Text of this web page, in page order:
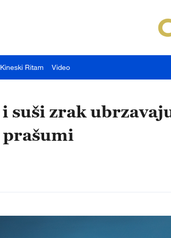
Kineski Ritam Video
suši zrak
prašumi